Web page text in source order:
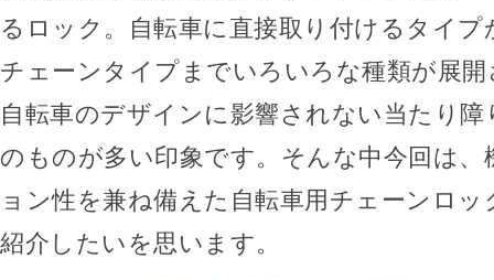
るロック。自転車に直接取り付けるタイプ
チェーンタイプまでいろいろな種類が展
自転車のデザインに影響されない当たり
のものが多い印象です。そんな中今回は、
ョン性を兼ね備えた自転車用チェーンロ
紹介したいを思います。